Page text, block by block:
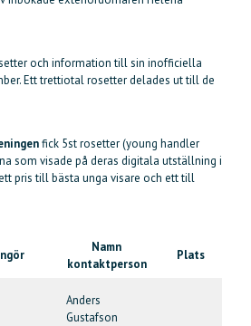
och information till sin inofficiella
Ett trettiotal rosetter delades ut till de
fick 5st rosetter (young handler
som visade på deras digitala utställning i
pris till bästa unga visare och ett till
Namn
kontaktperson
Plats
Anders
Gustafson